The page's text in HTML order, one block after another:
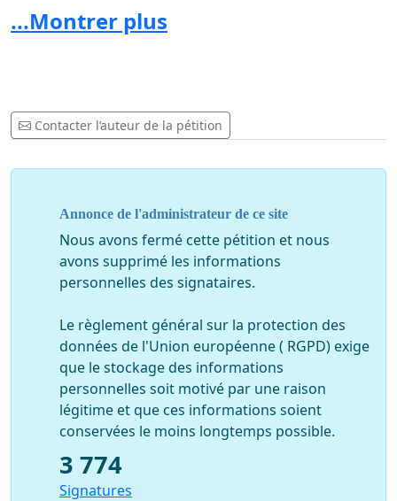
produit et conditionné dans le respect des règles
sanitaires n’est, en soi, pas plus dangereux que le lait
vigoureusement le savoir-faire et la recherche de la
qualité constante qui sont la priorité de nos éleveurs et
Contact : Patrick Böttcher - Porte -parole -
patrick@bottcher.be- +32 (0)495.36.11.57
Slow Food International rassemble plus d’un million
d’individus passionnés et dédiés à l’alimentation bonne,
propre et juste : chefs, jeunes, activistes, exploitants,
pêcheurs, experts et universitaires en plus de 160 pays. Le
réseau compte 100 000 membres Slow Food rattachés à
1500 antennes locales du monde entier (appelées
Conviviums) qui contribuent au mouvement grâce aux
adhésions, mais aussi aux événements et campagnes
qu’elles organisent sans oublier les 2400 communautés de la
nourriture Terra Madre qui produisent, à petite échelle et de
manière durable, des aliments de qualité.
...Montrer plus
Contacter l’auteur de la pétition
Annonce de l'administrateur de ce site
Nous avons fermé cette pétition et nous
avons supprimé les informations
personnelles des signataires.
Le règlement général sur la protection des
données de l'Union européenne ( RGPD) exige
que le stockage des informations
personnelles soit motivé par une raison
légitime et que ces informations soient
conservées le moins longtemps possible.
3 774
Signatures